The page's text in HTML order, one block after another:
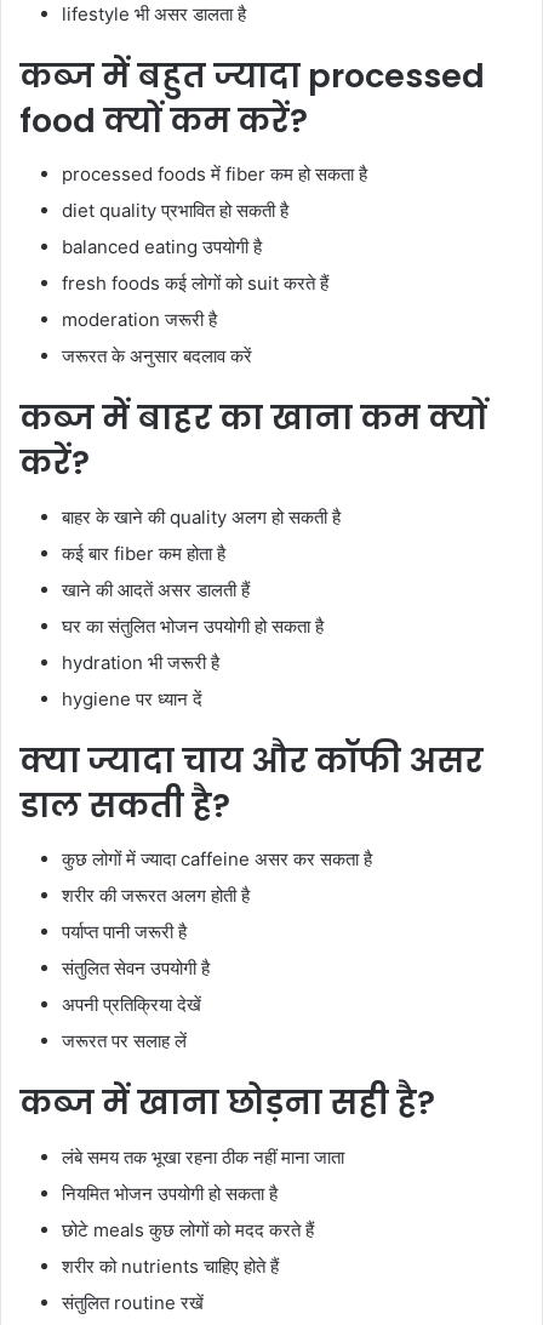
lifestyle भी असर डालता है
कब्ज में बहुत ज्यादा processed
food क्यों कम करें?
processed foods में fiber कम हो सकता है
diet quality प्रभावित हो सकती है
balanced eating उपयोगी है
fresh foods कई लोगों को suit करते हैं
moderation जरूरी है
जरूरत के अनुसार बदलाव करें
कब्ज में बाहर का खाना कम क्यों
करें?
बाहर के खाने की quality अलग हो सकती है
कई बार fiber कम होता है
खाने की आदतें असर डालती हैं
घर का संतुलित भोजन उपयोगी हो सकता है
hydration भी जरूरी है
hygiene पर ध्यान दें
क्या ज्यादा चाय और कॉफी असर
डाल सकती है?
कुछ लोगों में ज्यादा caffeine असर कर सकता है
शरीर की जरूरत अलग होती है
पर्याप्त पानी जरूरी है
संतुलित सेवन उपयोगी है
अपनी प्रतिक्रिया देखें
जरूरत पर सलाह लें
कब्ज में खाना छोड़ना सही है?
लंबे समय तक भूखा रहना ठीक नहीं माना जाता
नियमित भोजन उपयोगी हो सकता है
छोटे meals कुछ लोगों को मदद करते हैं
शरीर को nutrients चाहिए होते हैं
संतुलित routine रखें